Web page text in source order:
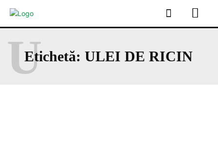
Etichetă: ULEI DE RICIN
U